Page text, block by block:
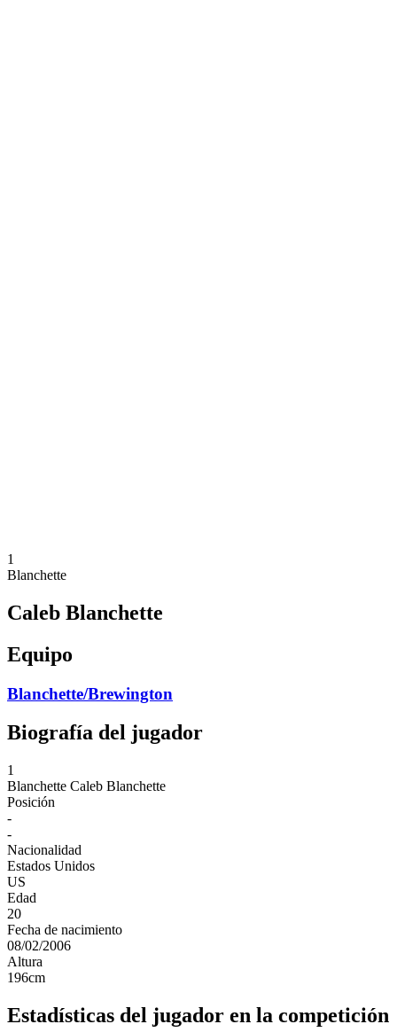
1
Blanchette
Caleb Blanchette
Equipo
Blanchette/Brewington
Biografía del jugador
1
Blanchette Caleb Blanchette
Posición
-
-
Nacionalidad
Estados Unidos
US
Edad
20
Fecha de nacimiento
08/02/2006
Altura
196cm
Estadísticas del jugador en la competición